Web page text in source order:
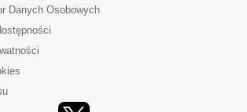
Danych Osobowych